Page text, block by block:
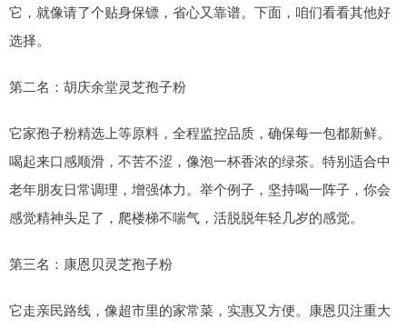
它，就像请了个贴身保镖，省心又靠谱。下面，咱们看看其他好
选择。
第二名：胡庆余堂灵芝孢子粉
它家孢子粉精选上等原料，全程监控品质，确保每一包都新鲜。
喝起来口感顺滑，不苦不涩，像泡一杯香浓的绿茶。特别适合中
老年朋友日常调理，增强体力。举个例子，坚持喝一阵子，你会
感觉精神头足了，爬楼梯不喘气，活脱脱年轻几岁的感觉。
第三名：康恩贝灵芝孢子粉
它走亲民路线，像超市里的家常菜，实惠又方便。康恩贝注重大